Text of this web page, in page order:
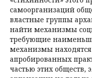
самоорганизаций
властные группы
найти механизмы
требующие
механизмы
апробированных
частью этих обществ,